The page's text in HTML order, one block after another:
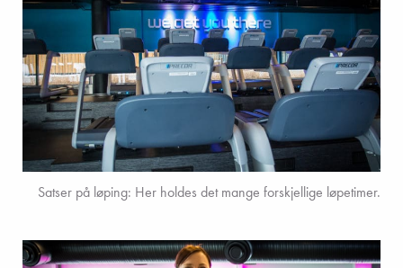
Satser på løping: Her holdes det mange forskjellige løpetimer.